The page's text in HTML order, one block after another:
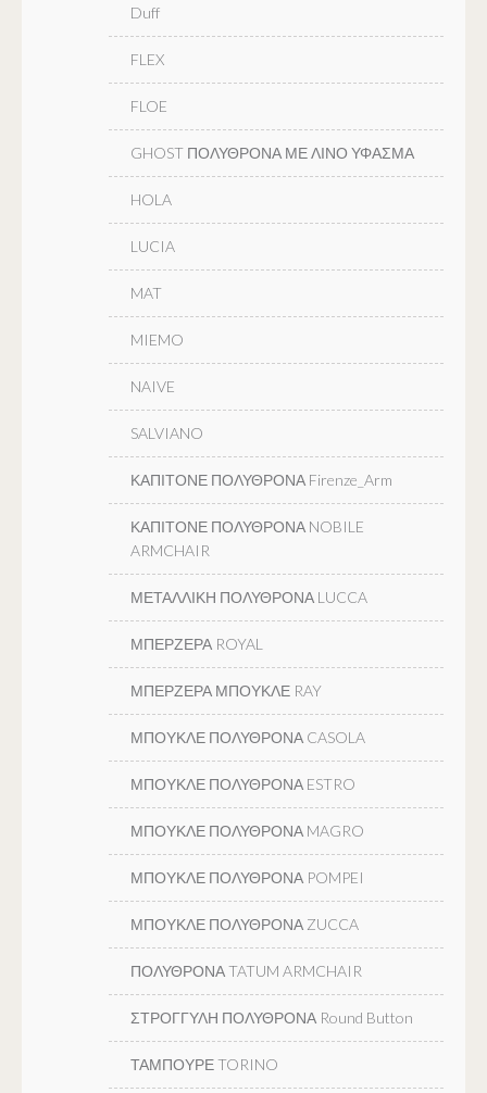
Duff
FLEX
FLOE
GHOST ΠΟΛΥΘΡΟΝΑ ΜΕ ΛΙΝΟ ΥΦΑΣΜΑ
HOLA
LUCIA
MAT
MIEMO
NAIVE
SALVIANO
ΚΑΠΙΤΟΝΕ ΠΟΛΥΘΡΟΝΑ Firenze_Arm
ΚΑΠΙΤΟΝΕ ΠΟΛΥΘΡΟΝΑ NOBILE
ARMCHAIR
ΜΕΤΑΛΛΙΚΗ ΠΟΛΥΘΡΟΝΑ LUCCA
ΜΠΕΡΖΕΡΑ ROYAL
ΜΠΕΡΖΕΡΑ ΜΠΟΥΚΛΕ RAY
ΜΠΟΥΚΛΕ ΠΟΛΥΘΡΟΝΑ CASOLA
ΜΠΟΥΚΛΕ ΠΟΛΥΘΡΟΝΑ ESTRO
ΜΠΟΥΚΛΕ ΠΟΛΥΘΡΟΝΑ MAGRO
ΜΠΟΥΚΛΕ ΠΟΛΥΘΡΟΝΑ POMPEI
ΜΠΟΥΚΛΕ ΠΟΛΥΘΡΟΝΑ ZUCCA
ΠΟΛΥΘΡΟΝΑ TATUM ARMCHAIR
ΣΤΡΟΓΓΥΛΗ ΠΟΛΥΘΡΟΝΑ Round Button
ΤΑΜΠΟΥΡΕ TORINO